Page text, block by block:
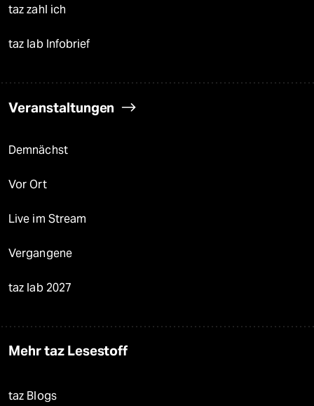
taz zahl ich
taz lab Infobrief
Veranstaltungen
Demnächst
Vor Ort
Live im Stream
Vergangene
taz lab 2027
Mehr taz Lesestoff
taz Blogs